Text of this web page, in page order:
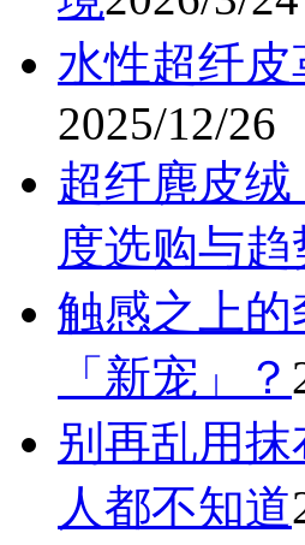
水性超纤
2025/12/26
超纤麂皮
度选购与
触感之上
「新宠」？
别再乱用
人都不知道